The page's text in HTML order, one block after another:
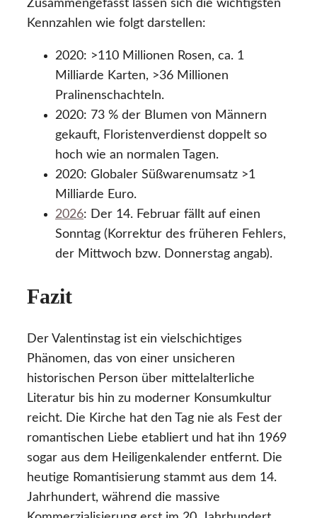
Zusammengefasst lassen sich die wichtigsten
Kennzahlen wie folgt darstellen:
2020: >110 Millionen Rosen, ca. 1
Milliarde Karten, >36 Millionen
Pralinenschachteln.
2020: 73 % der Blumen von Männern
gekauft, Floristenverdienst doppelt so
hoch wie an normalen Tagen.
2020: Globaler Süßwarenumsatz >1
Milliarde Euro.
2026: Der 14. Februar fällt auf einen
Sonntag (Korrektur des früheren Fehlers,
der Mittwoch bzw. Donnerstag angab).
Fazit
Der Valentinstag ist ein vielschichtiges
Phänomen, das von einer unsicheren
historischen Person über mittelalterliche
Literatur bis hin zu moderner Konsumkultur
reicht. Die Kirche hat den Tag nie als Fest der
romantischen Liebe etabliert und hat ihn 1969
sogar aus dem Heiligenkalender entfernt. Die
heutige Romantisierung stammt aus dem 14.
Jahrhundert, während die massive